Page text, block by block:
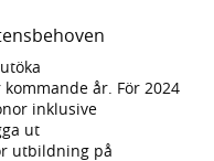
år. För 2024
inklusive
ut
utbildning på